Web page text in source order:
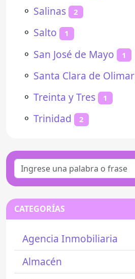
⚬ Salinas 2
⚬ Salto 1
⚬ San José de Mayo 1
⚬ Santa Clara de Olimar
⚬ Treinta y Tres 1
⚬ Trinidad 2
CATEGORÍAS
Agencia Inmobiliaria
Almacén